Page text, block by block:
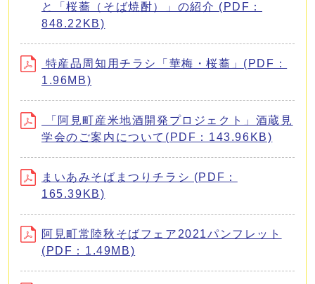
と「桜蕎（そば焼酎）」の紹介 (PDF：
848.22KB)
特産品周知用チラシ「華梅・桜蕎」(PDF：
1.96MB)
「阿見町産米地酒開発プロジェクト」酒蔵見
学会のご案内について(PDF：143.96KB)
まいあみそばまつりチラシ (PDF：
165.39KB)
阿見町常陸秋そばフェア2021パンフレット
(PDF：1.49MB)